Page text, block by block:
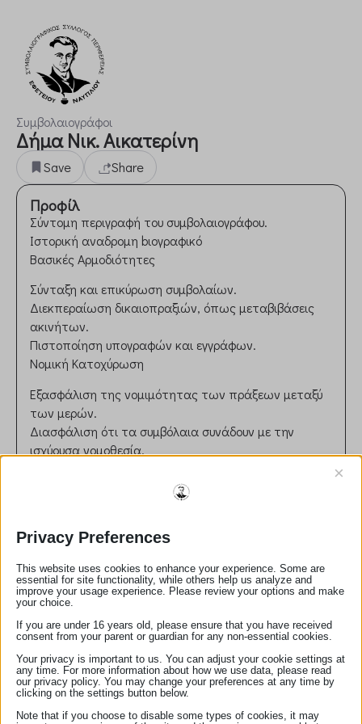
Συμβολαιογράφοι
Δήμα Νικ. Αικατερίνη
Save Share
Προφίλ
Σύντομη περιγραφή του συμβολαιογράφου.
Ιστορική αναδρομη bιογραφικό
Βασικές Αρμοδιότητες
Σύνταξη και επικύρωση συμβολαίων.
Διεκπεραίωση δικαιοπραξιών, όπως μεταβιβάσεις
ακινήτων.
Πιστοποίηση υπογραφών και εγγράφων.
Νομική Κατοχύρωση
Εξασφάλιση της νομιμότητας των πράξεων μεταξύ
των μερών.
Διασφάλιση ότι τα συμβόλαια συνάδουν με την
ισχύουσα νομοθεσία.
Συμβολή στην πρόληψη νομικών διαφορών μέσω
Παροχή ανεξάρτητης και αντικειμενικής συμβουλής
Ηθικές και Επαγγελματικές Αρχές
Τήρηση απορρήτου και εχεμύθειας.
Αμεροληψία και ευθυκρισία στη διεκπεραίωση των
καθηκόντων.
Αριθμός Μητρώου:309
email:katerinadima6@gmail.com
τηλέφωνο:
2753031245
Privacy Preferences
×
This website uses cookies to enhance your experience. Some are
essential for site functionality, while others help us analyze and
improve your usage experience. Please review your options and make
your choice.
If you are under 16 years old, please ensure that you have received
consent from your parent or guardian for any non-essential cookies.
Your privacy is important to us. You can adjust your cookie settings at
any time. For more information about how we use data, please read
our privacy policy. You may change your preferences at any time by
clicking on the settings button below.
Note that if you choose to disable some types of cookies, it may